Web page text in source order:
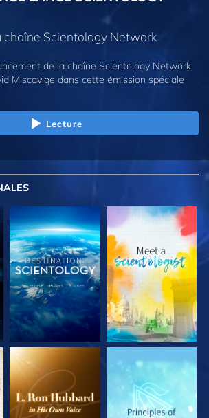
chaîne Scientology Network
de la chaîne Scientology Network,
Miscavige dans cette émission spéciale
Lecture
DÉCOUVRIR LES
SÉRIES
DÉCOUVRIR LES
SÉRIES